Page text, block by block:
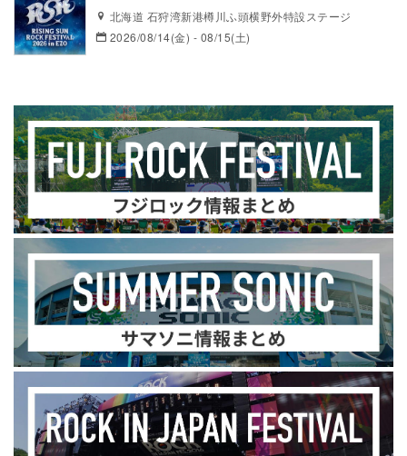
北海道 石狩湾新港樽川ふ頭横野外特設ステージ
2026/08/14(金) - 08/15(土)